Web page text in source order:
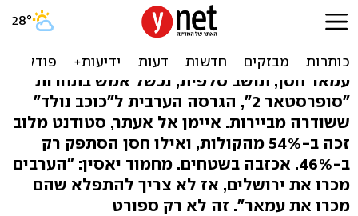
"כוכב נולד" הערבי: הלובי
ניצח את הפלסטיני
עמאר חסן, תושב סלפית, נכשל אמש בתחרות
"סופרסטאר 2", הגרסה הערבית ל"כוכב נולד"
ששודרה מביירות. איימן אל אעתר, סטודנט מלוב
זכה ב-54% מהקולות, ואילו חסן הסתפק רק
ב-46%. אכזבה בשטחים. מחמוד יאסין: "הערבים
מכרו את ירושלים, אז לא צריך להתפלא שהם
מכרו את עמאר". זה לא רק ספורט